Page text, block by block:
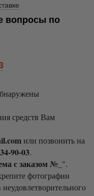
вопросы по
средств Вам
или позвонить на
90-03.
с заказом №_ ".
фотографии